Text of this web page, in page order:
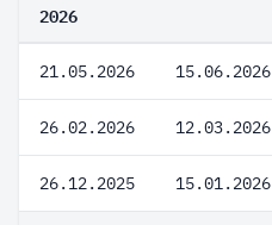
2026
21.05.2026 15.06.2026
26.02.2026 12.03.2026
26.12.2025 15.01.2026